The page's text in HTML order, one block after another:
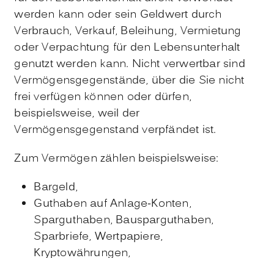
werden kann oder sein Geldwert durch
Verbrauch, Verkauf, Beleihung, Vermietung
oder Verpachtung für den Lebensunterhalt
genutzt werden kann. Nicht verwertbar sind
Vermögensgegenstände, über die Sie nicht
frei verfügen können oder dürfen,
beispielsweise, weil der
Vermögensgegenstand verpfändet ist.
Zum Vermögen zählen beispielsweise:
Bargeld,
Guthaben auf Anlage-Konten,
Sparguthaben, Bausparguthaben,
Sparbriefe, Wertpapiere,
Kryptowährungen,